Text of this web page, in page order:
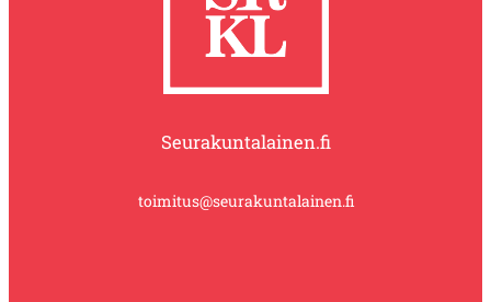
Seurakuntalainen.fi
toimitus@seurakuntalainen.fi